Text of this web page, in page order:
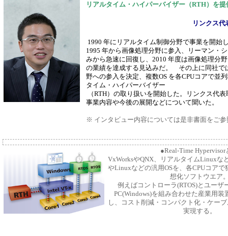
リアルタイム・ハイパーバイザー（RTH）を提
リンクス代
1990 年にリアルタイム制御分野で事業を開始
1995 年から画像処理分野に参入、リーマン・
みから急速に回復し、2010 年度は画像処理分
の業績を達成する見込みだ。 その上に同社で
野への参入を決定、複数OS を各CPUコアで並
タイム・ハイパーバイザー
（RTH）の取り扱いを開始した。リンクス代
事業内容や今後の展開などについて聞いた。
※ インタビュー内容については是非書面をご参
●Real-Time Hypervisor
VxWorksやQNX、リアルタイムLinuxな
やLinuxなどの汎用OSを、各CPUコア
想化ソフトウエア
例えばコントローラ(RTOS)とユーザ
PC(Windows)を組み合わせた産業用装
し、コスト削減・コンパクト化・ケー
実現する。